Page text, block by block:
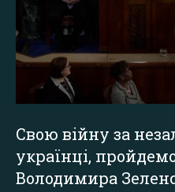
Свою війну за
українці,
Володимира